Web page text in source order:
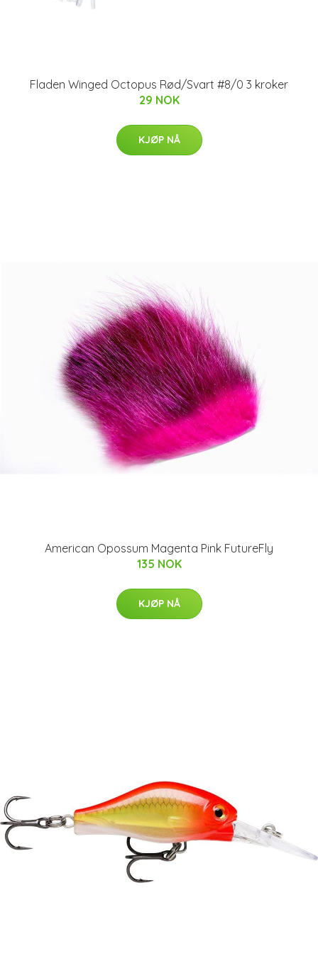
Fladen Winged Octopus Rød/Svart #8/0 3 kroker
29 NOK
KJØP NÅ
American Opossum Magenta Pink FutureFly
135 NOK
KJØP NÅ